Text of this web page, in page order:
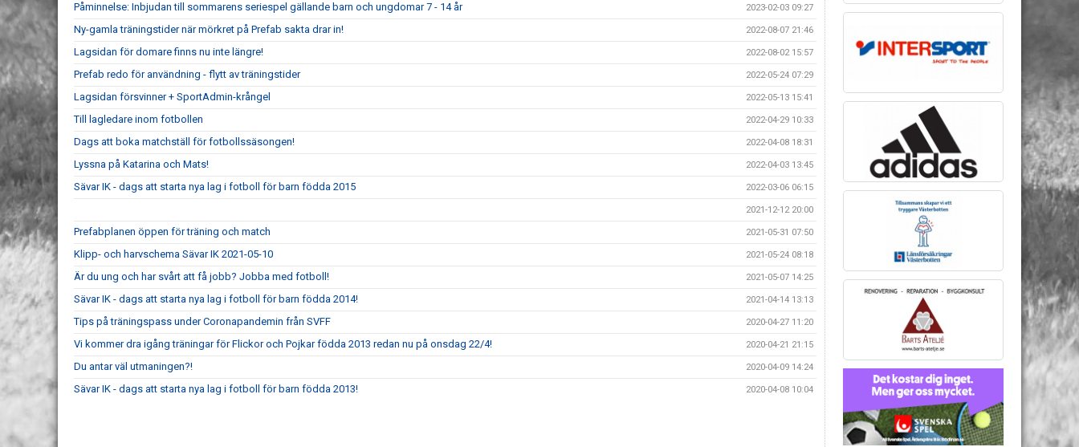
Påminnelse: Inbjudan till sommarens seriespel gällande barn och ungdomar 7 - 14 år 2023-02-03 09:27
Ny-gamla träningstider när mörkret på Prefab sakta drar in! 2022-08-07 21:46
Lagsidan för domare finns nu inte längre! 2022-08-02 15:57
Prefab redo för användning - flytt av träningstider 2022-05-24 07:29
Lagsidan försvinner + SportAdmin-krångel 2022-05-13 15:41
Till lagledare inom fotbollen 2022-04-29 10:33
Dags att boka matchställ för fotbollssäsongen! 2022-04-08 18:31
Lyssna på Katarina och Mats! 2022-04-03 13:45
Sävar IK - dags att starta nya lag i fotboll för barn födda 2015 2022-03-06 06:15
2021-12-12 20:00
Prefabplanen öppen för träning och match 2021-05-31 07:50
Klipp- och harvschema Sävar IK 2021-05-10 2021-05-24 08:18
Är du ung och har svårt att få jobb? Jobba med fotboll! 2021-05-07 14:25
Sävar IK - dags att starta nya lag i fotboll för barn födda 2014! 2021-04-14 13:13
Tips på träningspass under Coronapandemin från SVFF 2020-04-27 11:20
Vi kommer dra igång träningar för Flickor och Pojkar födda 2013 redan nu på onsdag 22/4! 2020-04-21 21:15
Du antar väl utmaningen?! 2020-04-09 14:24
Sävar IK - dags att starta nya lag i fotboll för barn födda 2013! 2020-04-08 10:04